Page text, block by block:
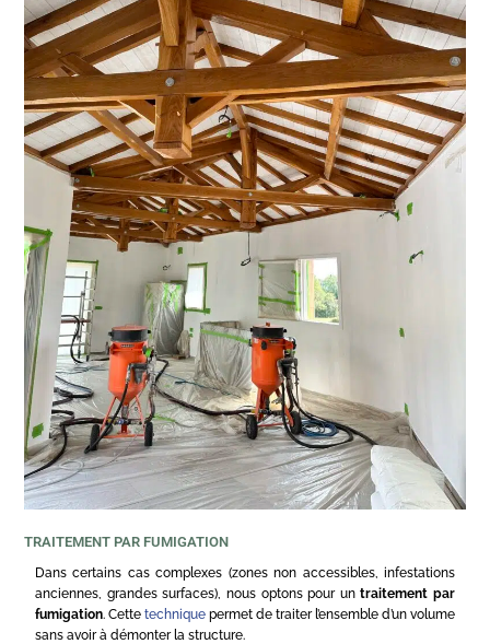
TRAITEMENT PAR FUMIGATION
Dans certains cas complexes (zones non accessibles, infestations
anciennes, grandes surfaces), nous optons pour untraitement par
fumigation. Cette technique permet de traiter l’ensemble d’un volume
sans avoir à démonter la structure.